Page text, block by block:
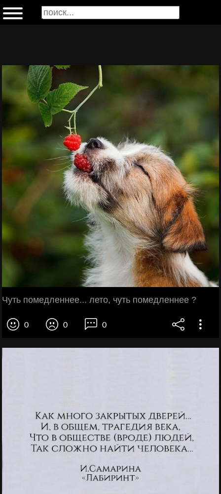
Чуть помедленнее... лето, чуть помедленнее ?
0 0 0